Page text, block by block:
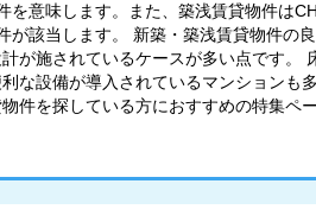
意味します。また、築浅賃貸物件は
該当します。 新築・築浅賃貸物件の良
が施されているケースが多い点です。
な設備が導入されているマンションも
件を探している方におすすめの特集ペ